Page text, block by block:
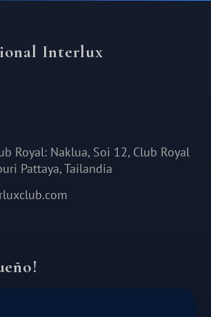
Interlux
Royal: Naklua, Soi 12, Club Royal
Pattaya, Tailandia